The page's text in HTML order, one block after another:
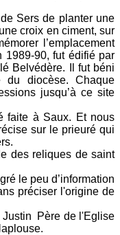
Sers de planter une
croix en ciment, sur
l’emplacement
1989-90, fut édifié par
Belvédère. Il fut béni
du diocèse. Chaque
jusqu’à ce site
faite à Saux. Et nous
sur le prieuré qui
des reliques de saint
le peu d’information
préciser l'origine de
Justin Père de l'Eglise